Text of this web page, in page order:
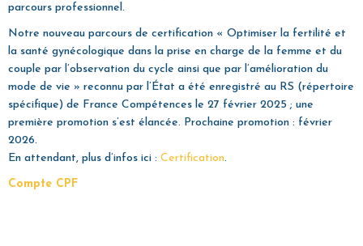
parcours professionnel.
Notre nouveau parcours de certification « Optimiser la fertilité et
la santé gynécologique dans la prise en charge de la femme et du
couple par l’observation du cycle ainsi que par l’amélioration du
mode de vie » reconnu par l’État a été enregistré au RS (répertoire
spécifique) de France Compétences le 27 février 2025 ; une
première promotion s’est élancée. Prochaine promotion : février
2026.
En attendant, plus d’infos ici : Certification.
Compte CPF